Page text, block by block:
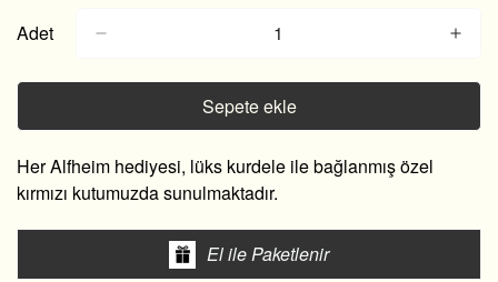
Adet
Sepete ekle
Her Alfheim hediyesi, lüks kurdele ile bağlanmış özel
kırmızı kutumuzda sunulmaktadır.
El ile Paketlenir